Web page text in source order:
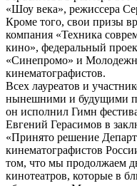
«Шоу века», режиссера
Кроме того, свои призы
компания «Техника
кино», федеральный
«Синепромо» и
кинематографистов.
Всех лауреатов и
нынешними и будущими
он исполнил Гимн
Евгений Герасимов в
«Принято решение
кинематографистов
том, что мы продолжаем
кинотеатров, которые в